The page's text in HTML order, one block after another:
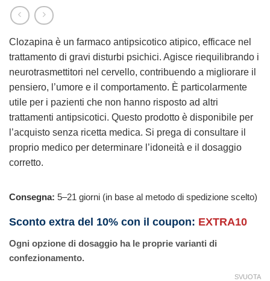
Clozapina è un farmaco antipsicotico atipico, efficace nel
trattamento di gravi disturbi psichici. Agisce riequilibrando i
neurotrasmettitori nel cervello, contribuendo a migliorare il
pensiero, l’umore e il comportamento. È particolarmente
utile per i pazienti che non hanno risposto ad altri
trattamenti antipsicotici. Questo prodotto è disponibile per
l’acquisto senza ricetta medica. Si prega di consultare il
proprio medico per determinare l’idoneità e il dosaggio
corretto.
Consegna: 5–21 giorni (in base al metodo di spedizione scelto)
Sconto extra del 10% con il coupon: EXTRA10
Ogni opzione di dosaggio ha le proprie varianti di
confezionamento.
SVUOTA